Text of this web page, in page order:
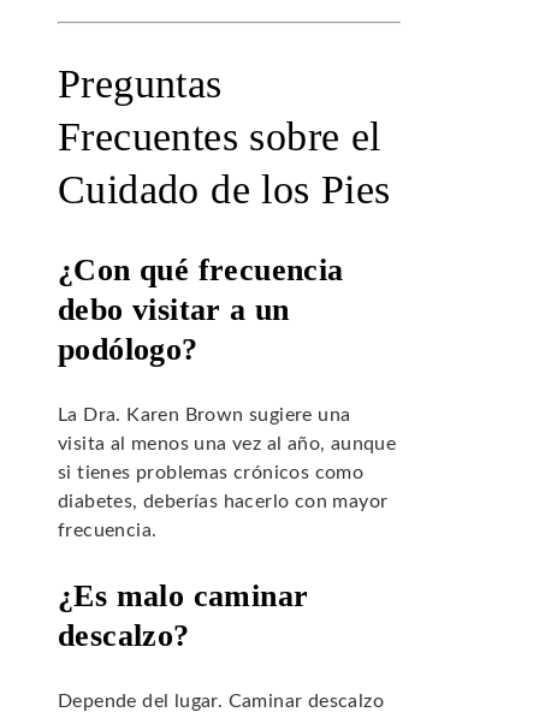
Preguntas
Frecuentes sobre el
Cuidado de los Pies
¿Con qué frecuencia
debo visitar a un
podólogo?
La Dra. Karen Brown sugiere una
visita al menos una vez al año, aunque
si tienes problemas crónicos como
diabetes, deberías hacerlo con mayor
frecuencia.
¿Es malo caminar
descalzo?
Depende del lugar. Caminar descalzo